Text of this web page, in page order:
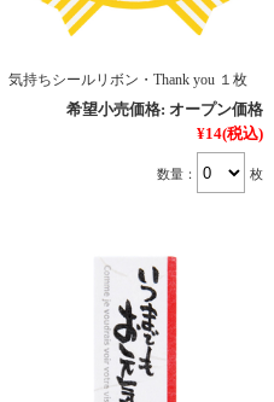
気持ちシールリボン・Thank you １枚
希望小売価格: オープン価格
¥14(税込)
数量： 枚